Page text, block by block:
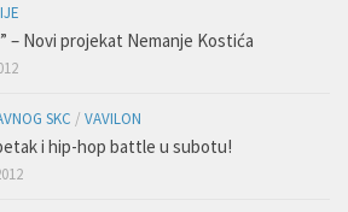
– Novi projekat Nemanje Kostića
SKC / VAVILON
i hip-hop battle u subotu!